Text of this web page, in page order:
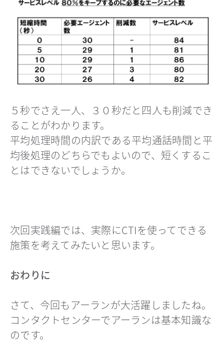
５秒でさえ一人、３０秒だと四人も削減でき
ることがわかります。
平均処理時間の内訳である平均通話時間と平
均後処理のどちらでもよいので、短くするこ
とはできないでしょうか。
次回実践編では、実際にCTIを使ってできる
施策を考えてみたいと思います。
おわりに
さて、今回もアーランが大活躍しましたね。
コンタクトセンターでアーランは基本知識な
のです。